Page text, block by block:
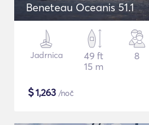
Beneteau Oceanis 51.1
Jadrnica
49 ft
15 m
8
$1,263 /noč